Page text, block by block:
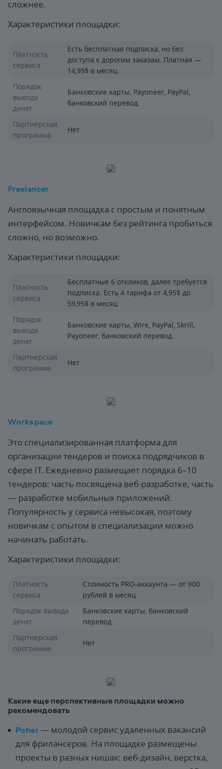
сложнее.
Характеристики площадки:
Платность
сервиса
Есть бесплатная подписка, но без
доступа к дорогим заказам. Платная —
14,99$ в месяц.
Порядок
вывода
денег
Банковские карты, Payoneer, PayPal,
банковский перевод.
Партнерская
программа
Нет
Freelancer
Англоязычная площадка с простым и понятным
интерфейсом. Новичкам без рейтинга пробиться
сложно, но возможно.
Характеристики площадки:
Платность
сервиса
Бесплатные 6 откликов, далее требуется
подписка. Есть 4 тарифа от 4,95$ до
59,95$ в месяц.
Порядок
вывода
денег
Банковские карты, Wire, PayPal, Skrill,
Payoneer, банковский перевод.
Партнерская
программа
Нет
Workspace
Это специализированная платформа для
организации тендеров и поиска подрядчиков в
сфере IT. Ежедневно размещает порядка 6–10
тендеров: часть посвящена веб-разработке, часть
— разработке мобильных приложений.
Популярность у сервиса невысокая, поэтому
новичкам с опытом в специализации можно
начинать работать.
Характеристики площадки:
Платность
сервиса
Стоимость PRO-аккаунта — от 900
рублей в месяц.
Порядок вывода
денег
Банковские карты, банковский
перевод.
Партнерская
программа
Нет
Какие еще перспективные площадки можно
рекомендовать
Pchel — молодой сервис удаленных вакансий
для фрилансеров. На площадке размещены
проекты в разных нишах: веб-дизайн, верстка,